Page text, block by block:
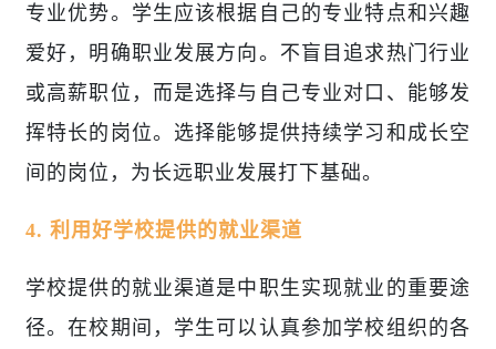
专业优势。学生应该根据自己的专业特点和兴趣
爱好，明确职业发展方向。不盲目追求热门行业
或高薪职位，而是选择与自己专业对口、能够发
挥特长的岗位。选择能够提供持续学习和成长空
间的岗位，为长远职业发展打下基础。
4. 利用好学校提供的就业渠道
学校提供的就业渠道是中职生实现就业的重要途
径。在校期间，学生可以认真参加学校组织的各